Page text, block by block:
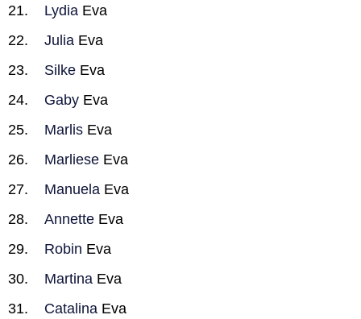
Lydia Eva
Julia Eva
Silke Eva
Gaby Eva
Marlis Eva
Marliese Eva
Manuela Eva
Annette Eva
Robin Eva
Martina Eva
Catalina Eva